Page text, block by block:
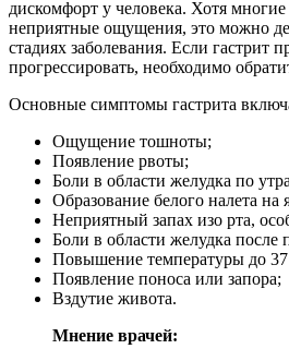
дискомфорт у человека. Хотя
неприятные ощущения, это можно
стадиях заболевания. Если гастрит
прогрессировать, необходимо
Основные симптомы гастрита
Ощущение тошноты;
Появление рвоты;
Боли в области желудка по
Образование белого налета на
Неприятный запах изо рта,
Боли в области желудка
Повышение температуры до
Появление поноса или запора;
Вздутие живота.
Мнение врачей: